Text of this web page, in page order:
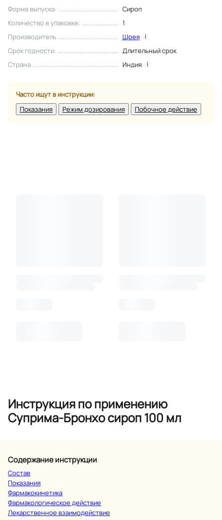
Форма выпуска:
Сироп
Количество в упаковке:
1
Производитель
Шрея i
Срок годности:
Длительный срок
Страна
Индия i
Часто ищут в инструкции:
Показания
Режим дозирования Побочное действие
Инструкция по применению
Суприма-Бронхо сироп 100 мл
Содержание инструкции
Состав
Показания
Фармакокинетика
Фармакологическое действие
Лекарственное взаимодействие